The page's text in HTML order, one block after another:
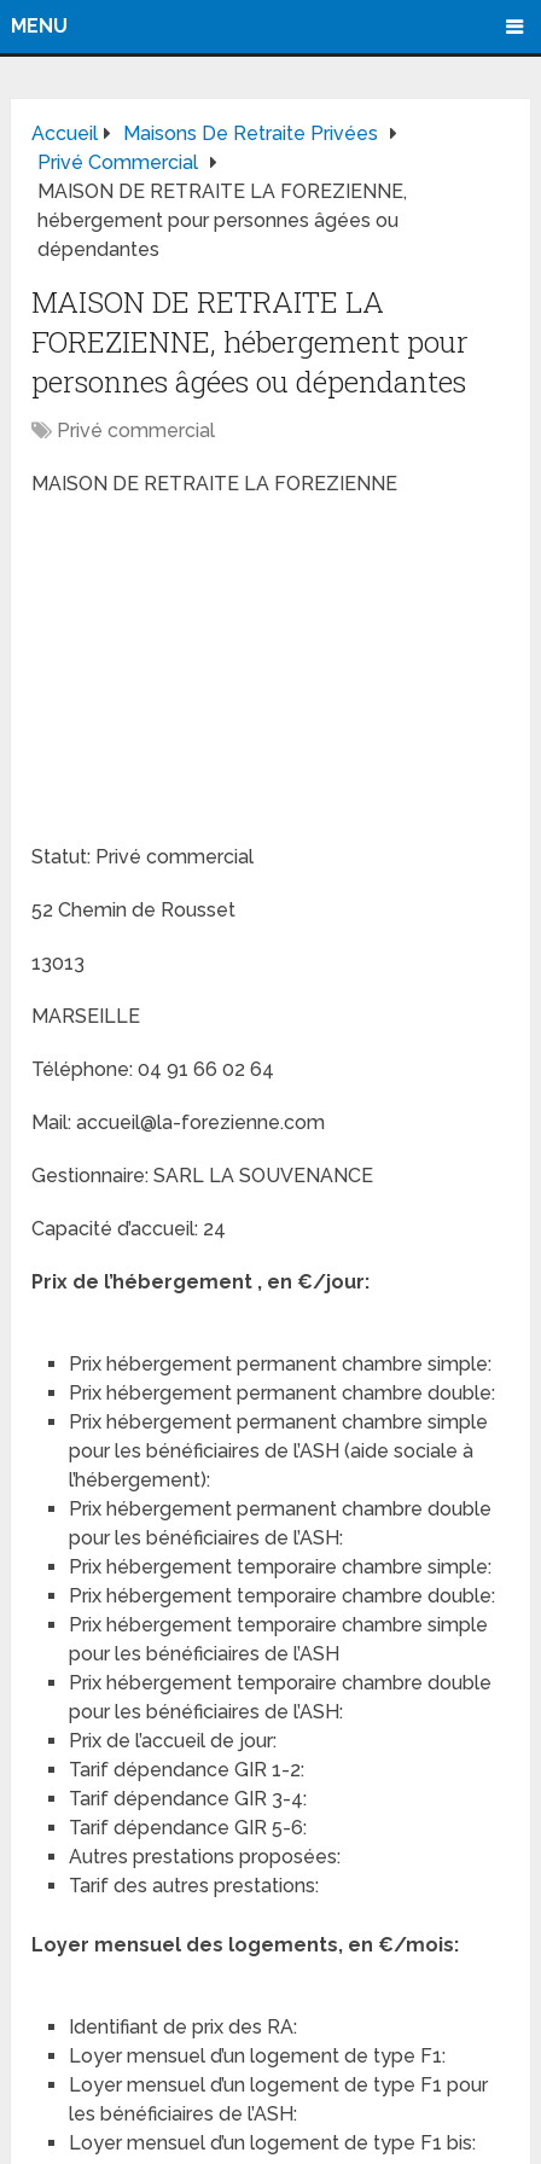
MENU
Accueil
Maisons De Retraite Privées
Privé Commercial
MAISON DE RETRAITE LA FOREZIENNE,
hébergement pour personnes âgées ou
dépendantes
MAISON DE RETRAITE LA
FOREZIENNE, hébergement pour
personnes âgées ou dépendantes
Privé commercial
MAISON DE RETRAITE LA FOREZIENNE
Statut: Privé commercial
52 Chemin de Rousset
13013
MARSEILLE
Téléphone: 04 91 66 02 64
Mail: accueil@la-forezienne.com
Gestionnaire: SARL LA SOUVENANCE
Capacité d’accueil: 24
Prix de l’hébergement , en €/jour:
Prix hébergement permanent chambre simple:
Prix hébergement permanent chambre double:
Prix hébergement permanent chambre simple
pour les bénéficiaires de l’ASH (aide sociale à
l’hébergement):
Prix hébergement permanent chambre double
pour les bénéficiaires de l’ASH:
Prix hébergement temporaire chambre simple:
Prix hébergement temporaire chambre double:
Prix hébergement temporaire chambre simple
pour les bénéficiaires de l’ASH
Prix hébergement temporaire chambre double
pour les bénéficiaires de l’ASH:
Prix de l’accueil de jour:
Tarif dépendance GIR 1-2:
Tarif dépendance GIR 3-4:
Tarif dépendance GIR 5-6:
Autres prestations proposées:
Tarif des autres prestations:
Loyer mensuel des logements, en €/mois:
Identifiant de prix des RA:
Loyer mensuel d’un logement de type F1:
Loyer mensuel d’un logement de type F1 pour
les bénéficiaires de l’ASH:
Loyer mensuel d’un logement de type F1 bis: